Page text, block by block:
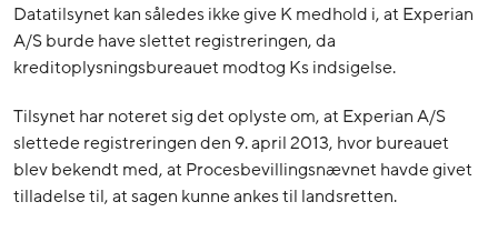
Datatilsynet kan således ikke give K medhold i, at Experian
A/S burde have slettet registreringen, da
kreditoplysningsbureauet modtog Ks indsigelse.
Tilsynet har noteret sig det oplyste om, at Experian A/S
slettede registreringen den 9. april 2013, hvor bureauet
blev bekendt med, at Procesbevillingsnævnet havde givet
tilladelse til, at sagen kunne ankes til landsretten.